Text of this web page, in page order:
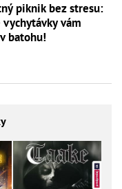
piknik bez stresu:
vám
batohu!